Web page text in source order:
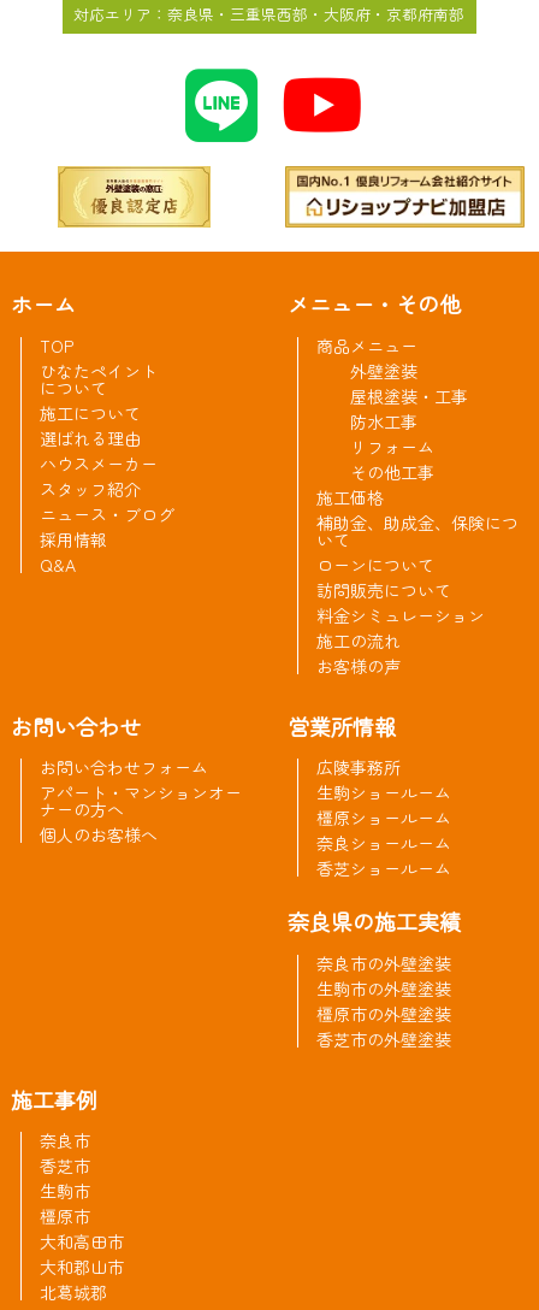
対応エリア：奈良県・三重県西部・大阪府・京都府南部
ホーム
TOP
ひなたペイント
について
施工について
選ばれる理由
ハウスメーカー
スタッフ紹介
ニュース・ブログ
採用情報
Q&A
メニュー・その他
商品メニュー
外壁塗装
屋根塗装・工事
防水工事
リフォーム
その他工事
施工価格
補助金、助成金、保険につ
いて
ローンについて
訪問販売について
料金シミュレーション
施工の流れ
お客様の声
お問い合わせ
お問い合わせフォーム
アパート・マンションオー
ナーの方へ
個人のお客様へ
営業所情報
広陵事務所
生駒ショールーム
橿原ショールーム
奈良ショールーム
香芝ショールーム
奈良県の施工実績
奈良市の外壁塗装
生駒市の外壁塗装
橿原市の外壁塗装
香芝市の外壁塗装
施工事例
奈良市
香芝市
生駒市
橿原市
大和高田市
大和郡山市
北葛城郡